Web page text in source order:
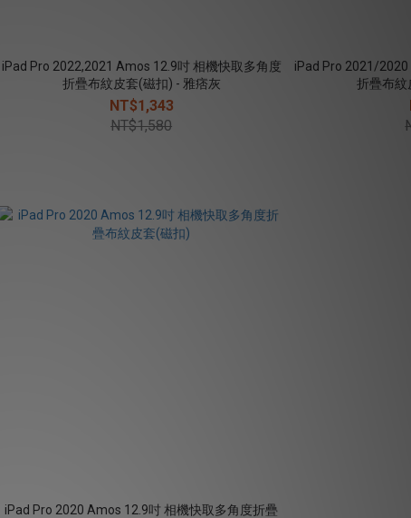
iPad Pro 2022,2021 Amos 12.9吋 相機快取多角度
折疊布紋皮套(磁扣) - 雅痞灰
NT$1,343
NT$1,580
iPad Pro 2021/
折疊布紋
iPad Pro 2020 Amos 12.9吋 相機快取多角度折疊